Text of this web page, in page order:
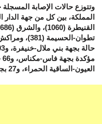
العيون-الساقية الحمراء، و27 بجهة الداخلة وادي الذهب.